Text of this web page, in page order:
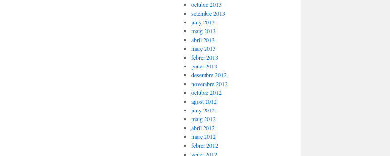
octubre 2013
setembre 2013
juny 2013
maig 2013
abril 2013
març 2013
febrer 2013
gener 2013
desembre 2012
novembre 2012
octubre 2012
agost 2012
juny 2012
maig 2012
abril 2012
març 2012
febrer 2012
gener 2012